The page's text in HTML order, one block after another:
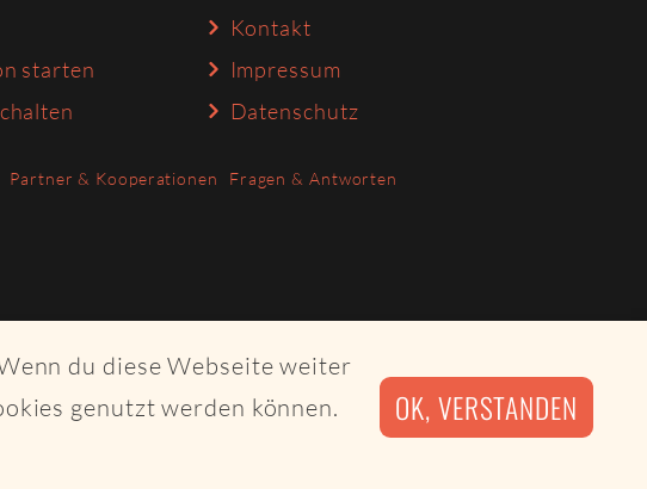
du diese Webseite weiter
genutzt werden können.
OK, VERSTANDEN
starten
Kontakt
Impressum
Datenschutz
Partner & Kooperationen
Fragen & Antworten